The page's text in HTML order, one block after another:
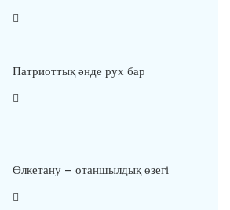
Патриоттық әнде рух бар
Өлкетану – отаншылдық өзегі